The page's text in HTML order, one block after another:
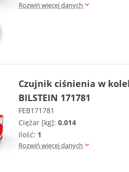
Rozwiń więcej danych
Czujnik ciśnienia w
BILSTEIN 171781
FEB171781
Ciężar [kg]: 0.014
Ilość: 1
Rozwiń więcej danych